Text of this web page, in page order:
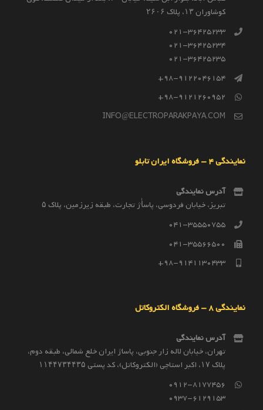
كوشاوران ۱۳، پلاک ۲۶۰۶
021-36425233
021-36425234
021-36425235
98-9122046154+
98-9121260952+
INFO@ELECTROPARAKPAYA.COM
نمایندگی 4 – فروشگاه ایران تابلو
آدرس نمایندگی
تبریز، خیابان فردوسی، پاساٰژ تجارت، طبقه زیرزمین، پلاک ۵
041-35550755
041-35566500
98-9141130433+
نمایندگی 8 – فروشگاه الکتروکاتل
آدرس نمایندگی
تهران، خیابان لاله زار جنوبی، پاساژ ایران خلع شمالی، طبقه دوم،
پلاک ۱۷، اکبر استاچی (الکتروکاتل)، کد پستی ۱۱۴۴۷۳۴۴۳۵
0912-8177456
0937-6129153